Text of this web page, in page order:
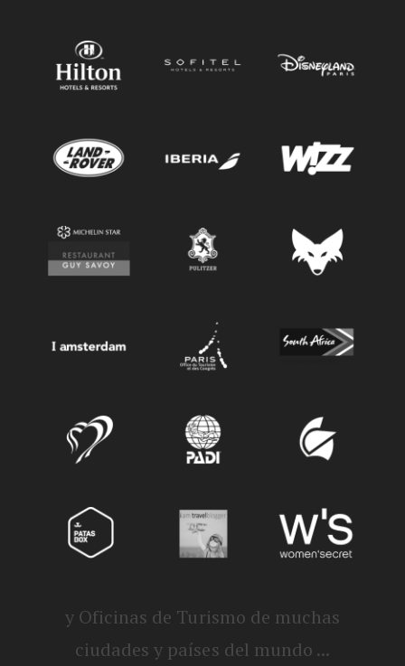
y Oficinas de Turismo de muchas
ciudades y países del mundo ...